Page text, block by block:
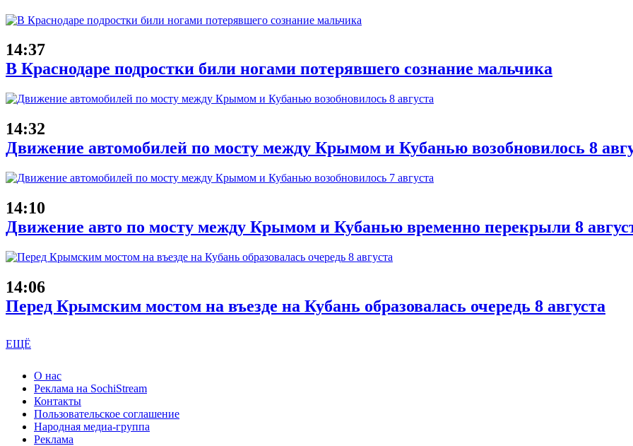
14:37
В Краснодаре подростки били ногами потерявшего сознание мальчика
14:32
Движение автомобилей по мосту между Крымом и Кубанью возобновилось 8
14:10
Движение авто по мосту между Крымом и Кубанью временно перекрыли 8
14:06
Перед Крымским мостом на въезде на Кубань образовалась очередь 8 августа
ЕЩЁ
О нас
Реклама на SochiStream
Контакты
Пользовательское соглашение
Народная медиа-группа
Реклама